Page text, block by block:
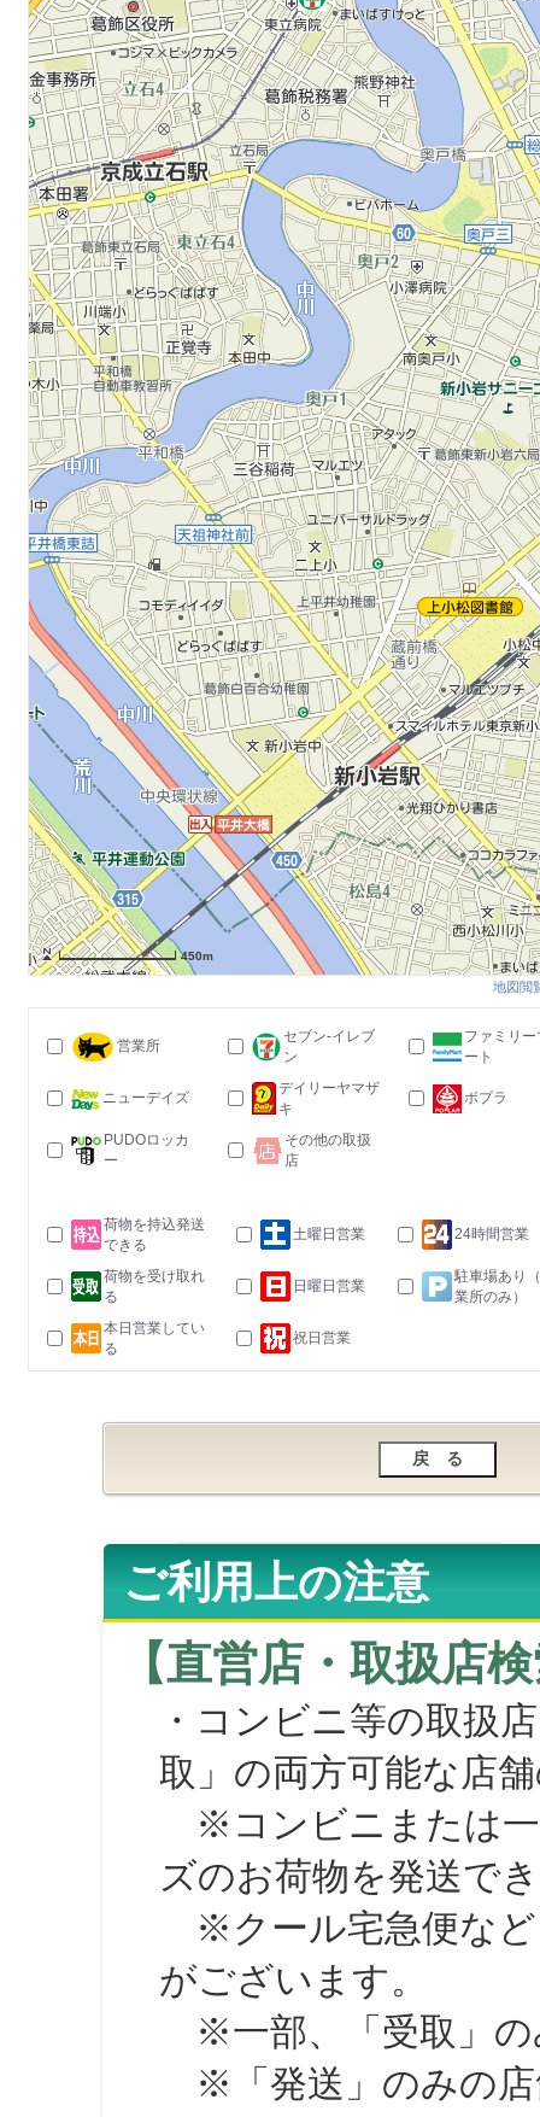
450m
地図閲
営業所
セブン-イレブ
ン
ファミリー
ート
ニューデイズ
デイリーヤマザ
キ
ポプラ
PUDOロッカ
ー
その他の取扱
店
荷物を持込発送
できる
土曜日営業 24時間営業
荷物を受け取れ
る
日曜日営業
駐車場あり
業所のみ）
本日営業してい
る
祝日営業
ご利用上の注意
【直営店・取扱店
・コンビニ等の取扱
取」の両方可能な店
※コンビニまたは一
ズのお荷物を発送で
※クール宅急便など
がございます。
※一部、「受取」の
※「発送」のみの店